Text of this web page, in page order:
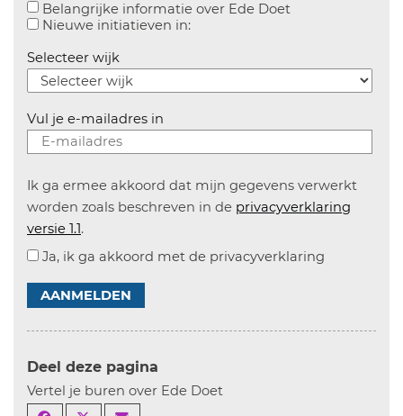
Belangrijke informatie over Ede Doet
Nieuwe initiatieven in:Aanvinken om informatie over
Selecteer wijk
Vul je e-mailadres in
Ik ga ermee akkoord dat mijn gegevens verwerkt
worden zoals beschreven in de privacyverklaring
versie 1.1.
Ja, ik ga akkoord met de privacyverklaring
AANMELDEN
Deel deze pagina
Vertel je buren over Ede Doet